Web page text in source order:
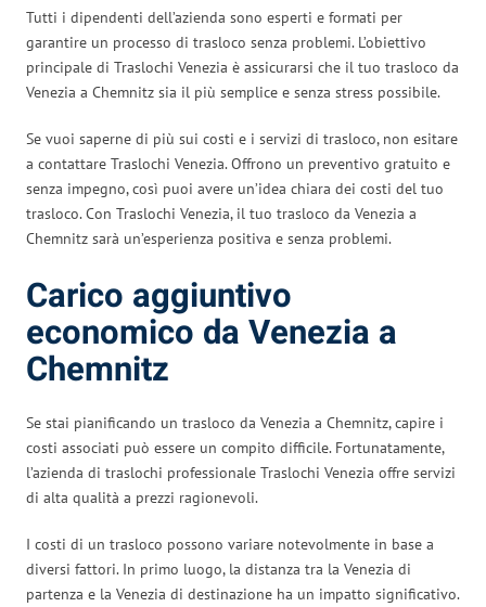
Tutti i dipendenti dell’azienda sono esperti e formati per
garantire un processo di trasloco senza problemi. L’obiettivo
principale di Traslochi Venezia è assicurarsi che il tuo trasloco da
Venezia a Chemnitz sia il più semplice e senza stress possibile.
Se vuoi saperne di più sui costi e i servizi di trasloco, non esitare
a contattare Traslochi Venezia. Offrono un preventivo gratuito e
senza impegno, così puoi avere un’idea chiara dei costi del tuo
trasloco. Con Traslochi Venezia, il tuo trasloco da Venezia a
Chemnitz sarà un’esperienza positiva e senza problemi.
Carico aggiuntivo
economico da Venezia a
Chemnitz
Se stai pianificando un trasloco da Venezia a Chemnitz, capire i
costi associati può essere un compito difficile. Fortunatamente,
l’azienda di traslochi professionale Traslochi Venezia offre servizi
di alta qualità a prezzi ragionevoli.
I costi di un trasloco possono variare notevolmente in base a
diversi fattori. In primo luogo, la distanza tra la Venezia di
partenza e la Venezia di destinazione ha un impatto significativo.